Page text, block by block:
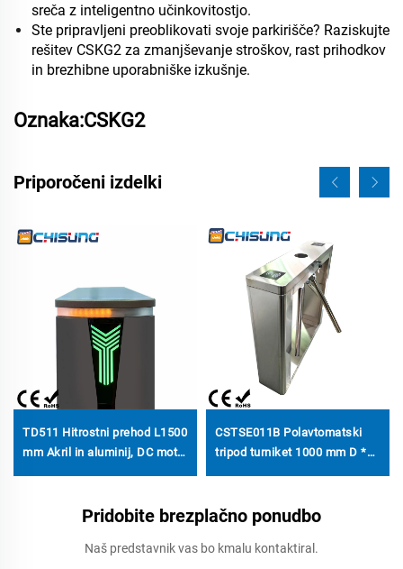
sreča z inteligentno učinkovitostjo.
Ste pripravljeni preoblikovati svoje parkirišče? Raziskujte
rešitev CSKG2 za zmanjševanje stroškov, rast prihodkov
in brezhibne uporabniške izkušnje.
Oznaka:CSKG2
Priporočeni izdelki
TD511 Hitrostni prehod L1500
mm Akril in aluminij, DC motor
razredne prostore
CSTSE011B Polavtomatski
tripod turniket 1000 mm D *
stranke
Pridobite brezplačno ponudbo
Naš predstavnik vas bo kmalu kontaktiral.